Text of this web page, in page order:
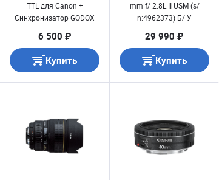
TTL для Canon +
Синхронизатор GODOX
6 500 ₽
Купить
mm f/ 2.8L II USM (s/
n:4962373) Б/ У
29 990 ₽
Купить